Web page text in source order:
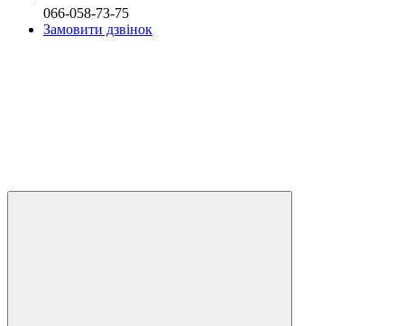
066-058-73-75
Замовити дзвінок